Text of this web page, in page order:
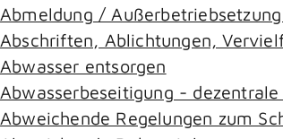
Abmeldung /
Abschriften, Ablichtungen,
Abwasser entsorgen
Abwasserbeseitigung -
Abweichende Regelungen zum